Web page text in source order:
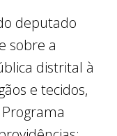
deputado
sobre a
distrital à
e tecidos,